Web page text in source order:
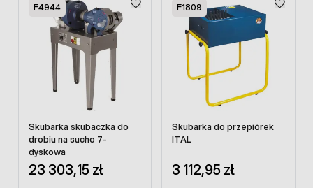
F4944
Skubarka skubaczka do
drobiu na sucho 7-
dyskowa
23 303,15 zł
F1809
Skubarka do przepiórek
ITAL
3 112,95 zł